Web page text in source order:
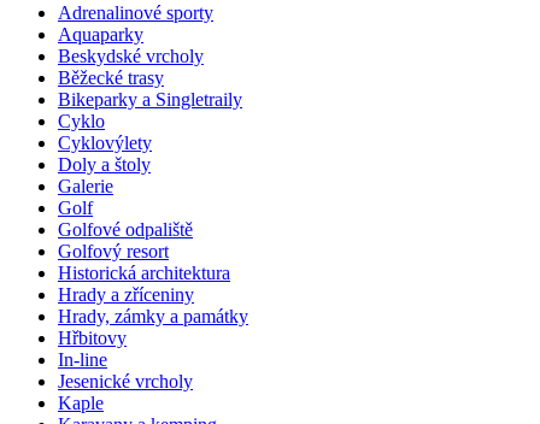
Adrenalinové sporty
Aquaparky
Beskydské vrcholy
Běžecké trasy
Bikeparky a Singletraily
Cyklo
Cyklovýlety
Doly a štoly
Galerie
Golf
Golfové odpaliště
Golfový resort
Historická architektura
Hrady a zříceniny
Hrady, zámky a památky
Hřbitovy
In-line
Jesenické vrcholy
Kaple